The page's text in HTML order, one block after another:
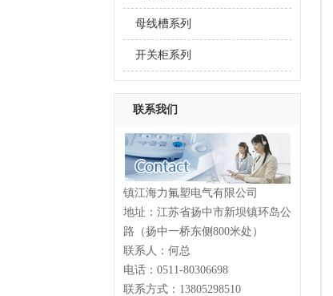
母线槽系列
开关柜系列
联系我们
镇江海力氟塑电气有限公司
地址：江苏省扬中市新坝镇环岛公
路（扬中一桥东侧800米处）
联系人： 何总
电话：0511-80306698
联系方式：13805298510